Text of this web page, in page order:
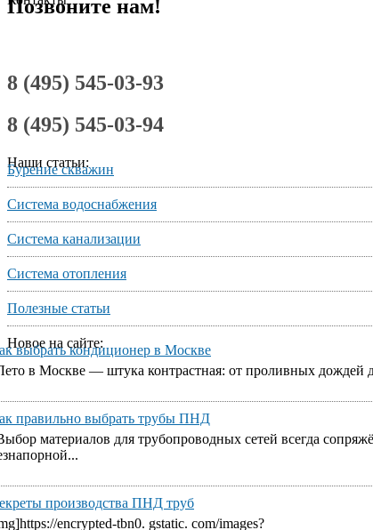
Позвоните нам!
8 (495) 545-03-93
8 (495) 545-03-94
Наши статьи:
Бурение скважин
Система водоснабжения
Система канализации
Система отопления
Полезные статьи
Новое на сайте:
выбрать кондиционер в Москве
в Москве — штука контрастная: от проливных дождей
правильно выбрать трубы ПНД
материалов для трубопроводных сетей всегда
производства ПНД труб
encrypted-tbn0. gstatic. com/images?